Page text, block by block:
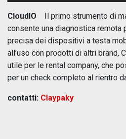
CloudIO Il primo strumento di
consente una diagnostica remota
precisa dei dispositivi a testa
all’uso con prodotti di altri brand,
utile per le rental company, che
per un check completo al rientro
contatti: Claypaky